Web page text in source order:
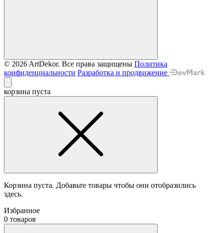
© 2026 ArtDekor. Все права защищены Политика
конфиденциальности Разработка и продвижение
корзина пуста
Корзина пуста. Добавьте товары чтобы они отобразились
здесь.
Избранное
0 товаров